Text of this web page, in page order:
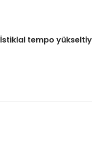
İstiklal tempo